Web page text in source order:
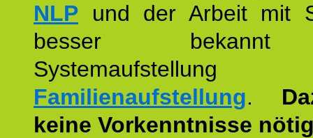
NLP und der Arbeit mit
besser
Familienaufstellung.
keine Vorkenntnisse